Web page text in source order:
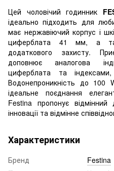
Цей чоловічий годинник
ідеально підходить для
має нержавіючий корпус і
циферблата 41 мм, а
додаткового захисту.
доповнює аналогова
циферблата та
Водонепроникність до
ідеальне поєднання
Festina пропонує відмінний
інновації та відмінне
Характеристики
Бренд
Festina